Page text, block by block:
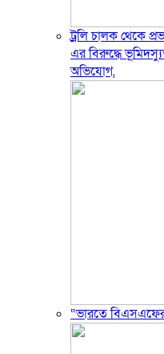
ট্রলি চালক থেকে
এর বিরুদ্ধে
অভিযোগ,
“ভারতে